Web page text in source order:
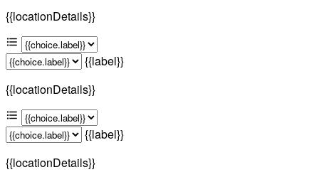
{{locationDetails}}
{{label}}
{{locationDetails}}
{{label}}
{{locationDetails}}